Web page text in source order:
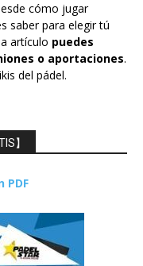
cómo jugar
saber para elegir tú
artículo puedes
o aportaciones.
del pádel.
】
PDF